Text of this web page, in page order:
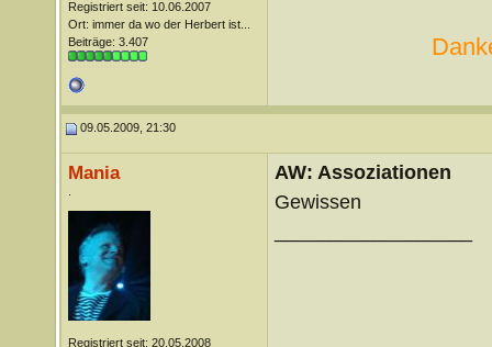
Registriert seit: 10.06.2007
Ort: immer da wo der Herbert ist...
Beiträge: 3.407
09.05.2009, 21:30
Mania
Registriert seit: 20.05.2008
AW: Assoziationen
Gewissen